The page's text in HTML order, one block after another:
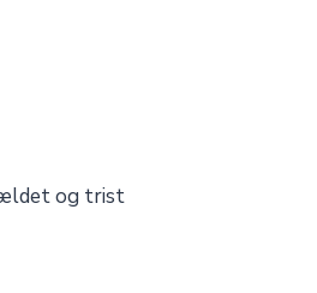
og trist